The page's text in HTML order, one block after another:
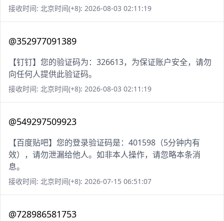
接收时间: 北京时间(+8): 2026-08-03 02:11:19
@352977091389
【钉钉】您的验证码为：326613，为保证账户安全，请勿
向任何人提供此验证码。
接收时间: 北京时间(+8): 2026-08-03 02:11:19
@549297509923
【百度贴吧】您的登录验证码是：401598（5分钟内有
效），请勿泄漏给他人。如非本人操作，请忽略本条消
息。
接收时间: 北京时间(+8): 2026-07-15 06:51:07
@728986581753